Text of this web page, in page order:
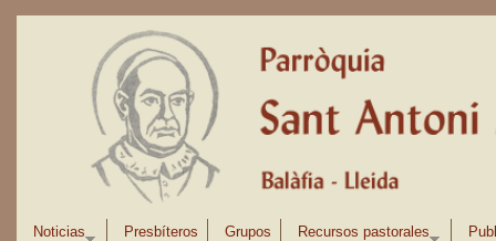
Pasar al contenido principal
Noticias Presbíteros Grupos Recursos pastorales